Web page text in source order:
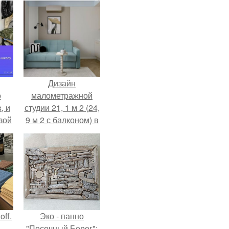
и
Дизайн
малометражной
студии 21, 1 м 2 (24,
9 м 2 с балконом) в
Краснодаре.
Эко - панно